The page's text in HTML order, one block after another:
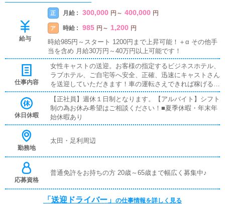
給与
正 月給 : 300,000 円 ～ 400,000 円
ア 時給 : 985 円 ～ 1,200 円
時給985円～スタート 1200円まで上昇可能！＋α その他手
当を含め 月給30万円～40万円以上可能です！
仕事内容
女性キャストの送迎。お客様の指定するビジネスホテル、
ラブホテル、ご自宅等へ安全、正確、迅速にキャストさん
を送迎していただきます！車の運転さえできれば稼げる簡
単なお仕事です♪もし、もっと稼ぎたい！という方がいら
っしゃれば＊主な業務内容＊配属直後は・お客様やキャス
ト様へのご挨拶・店内外の清掃・備品準備・WEBサイト
の更新作業からスタート！
休日休暇
【正社員】週休１日制となります。【アルバイト】シフト
制の為お休み希望はご相談ください！■夏季休暇・年末年
始休暇あり
勤務地
太田・足利周辺
応募資格
普通免許をお持ちの方 20歳～65歳まで幅広く募集中♪
「送迎ドライバー」 の仕事情報を詳しく見る